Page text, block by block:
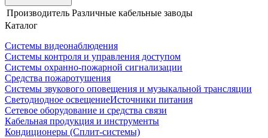
Производитель Различные кабельные заводы
Каталог
Системы видеонаблюдения
Системы контроля и управления доступом
Системы охранно-пожарной сигнализации
Средства пожаротушения
Системы звукового оповещения и музыкальной трансляции
Светодиодное освещениеИсточники питания
Сетевое оборудование и средства связи
Кабельная продукция и инструменты
Кондиционеры (Сплит-системы)